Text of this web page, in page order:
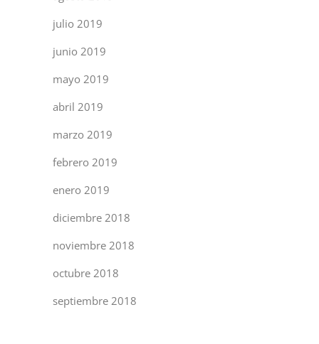
julio 2019
junio 2019
mayo 2019
abril 2019
marzo 2019
febrero 2019
enero 2019
diciembre 2018
noviembre 2018
octubre 2018
septiembre 2018